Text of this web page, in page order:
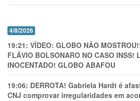
4/8/2026
19:21: VÍDEO: GLOBO NÃO
FLÁVIO BOLSONARO NO CASO INSS!
INOCENTADO! GLOBO ABAFOU
19:06: DERROTA! Gabriela Hardt é
CNJ comprovar irregularidades em